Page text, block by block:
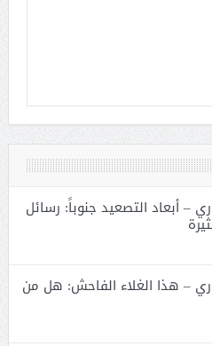
– أبعاد التصعيد جنوباً: رسائل
– هذا الغلاء الفاحش: هل من